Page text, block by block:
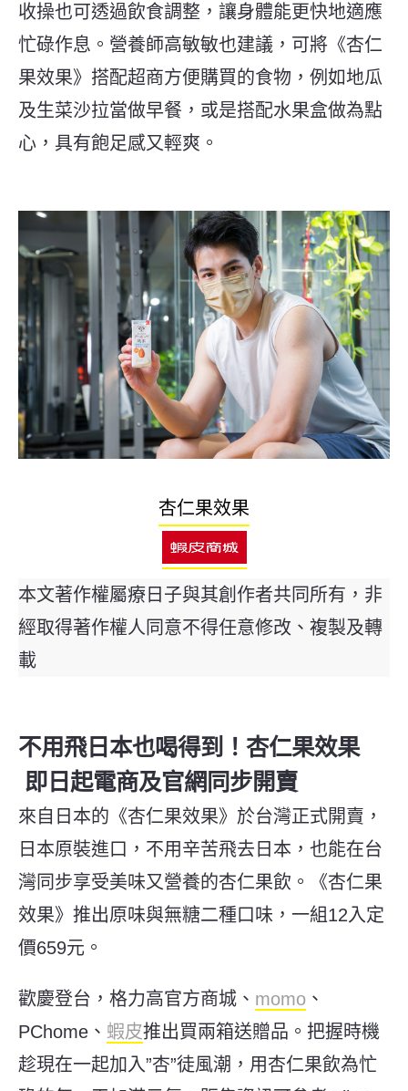
收操也可透過飲食調整，讓身體能更快地適應
忙碌作息。營養師高敏敏也建議，可將《杏仁
果效果》搭配超商方便購買的食物，例如地瓜
及生菜沙拉當做早餐，或是搭配水果盒做為點
心，具有飽足感又輕爽。
杏仁果效果
本文著作權屬療日子與其創作者共同所有，非
經取得著作權人同意不得任意修改、複製及轉
載
不用飛日本也喝得到！杏仁果效果
即日起電商及官網同步開賣
來自日本的《杏仁果效果》於台灣正式開賣，
日本原裝進口，不用辛苦飛去日本，也能在台
灣同步享受美味又營養的杏仁果飲。《杏仁果
效果》推出原味與無糖二種口味，一組12入定
價659元。
歡慶登台，格力高官方商城、 momo 、
PChome 、 蝦皮推出買兩箱送贈品。把握時機
趁現在一起加入”杏”徒風潮，用杏仁果飲為忙